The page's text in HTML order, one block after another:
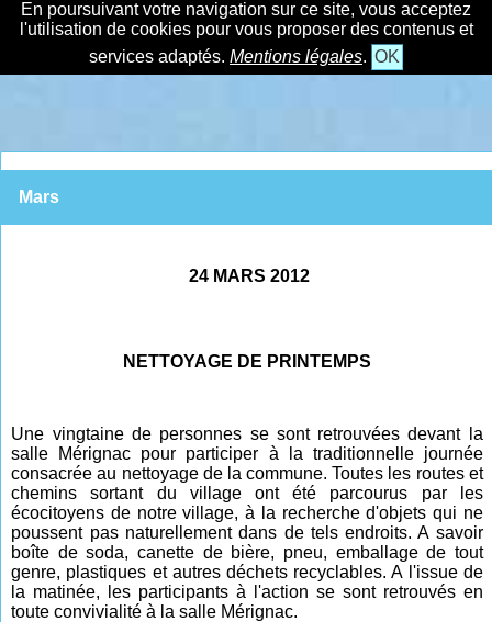
En poursuivant votre navigation sur ce site, vous acceptez
l'utilisation de cookies pour vous proposer des contenus et
services adaptés. Mentions légales. OK
Mars
24 MARS 2012
NETTOYAGE DE PRINTEMPS
Une vingtaine de personnes se sont retrouvées devant la
salle Mérignac pour participer à la traditionnelle journée
consacrée au nettoyage de la commune. Toutes les routes et
chemins sortant du village ont été parcourus par les
écocitoyens de notre village, à la recherche d'objets qui ne
poussent pas naturellement dans de tels endroits. A savoir
boîte de soda, canette de bière, pneu, emballage de tout
genre, plastiques et autres déchets recyclables. A l'issue de
la matinée, les participants à l'action se sont retrouvés en
toute convivialité à la salle Mérignac.